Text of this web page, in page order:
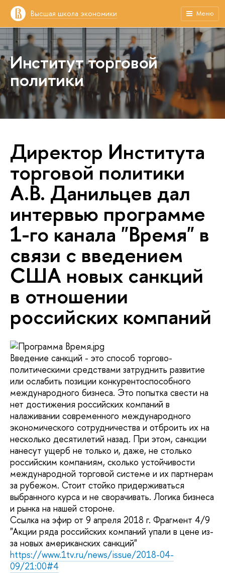
Высшая школа экономики Меню
Институт торговой
политики
Директор Института
торговой политики
А.В. Данильцев дал
интервью программе
1-го канала "Время" в
связи с введением
США новых санкций
в отношении
российских компаний
Введение санкций - это способ торгово-
политическими средствами затруднить развитие
или ослабить позиции конкурентоспособного
международного бизнеса. Это попытка свести на
нет достижения российских компаний в
налаживании современного международного
экономического сотрудничества и отброить их на
несколько десятилетий назад. При этом, санкции
нанесут ущерб не только и, даже, не столько
российским компаниям, сколько устойчивости
международной торговой системе и их партнерам
за рубежом. Стоит стойко придерживаться
выбранного курса и не сворачивать. Логика бизнеса
и рынка на нашей стороне.
Ссылка на эфир от 9 апреля 2018 г. Фрагмент 4/9
"Акции ряда российских компаний упали в цене из-
за новых американских санкций"
https://www.1tv.ru/news/issue/2018-04-
09/21:00#4